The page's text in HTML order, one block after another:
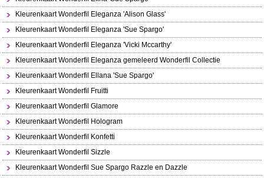
Kleurenkaart Wonderfil Eleganza 'Alison Glass'
Kleurenkaart Wonderfil Eleganza 'Sue Spargo'
Kleurenkaart Wonderfil Eleganza 'Vicki Mccarthy'
Kleurenkaart Wonderfil Eleganza gemeleerd Wonderfil Collectie
Kleurenkaart Wonderfil Ellana 'Sue Spargo'
Kleurenkaart Wonderfil Fruitti
Kleurenkaart Wonderfil Glamore
Kleurenkaart Wonderfil Hologram
Kleurenkaart Wonderfil Konfetti
Kleurenkaart Wonderfil Sizzle
Kleurenkaart Wonderfil Sue Spargo Razzle en Dazzle